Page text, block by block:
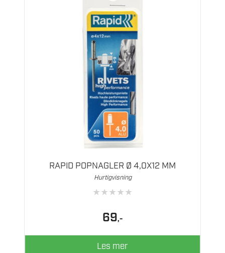
RAPID POPNAGLER Ø 4,0X12 MM
Hurtigvisning
★★★★★
69,-
Les mer